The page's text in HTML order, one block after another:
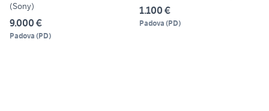
(Sony)
9.000 €
Padova (PD)
1.100 €
Padova (PD)